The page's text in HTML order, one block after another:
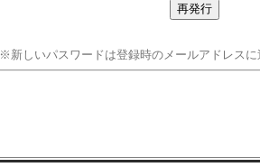
※新しいパスワードは登録時のメールアドレスに